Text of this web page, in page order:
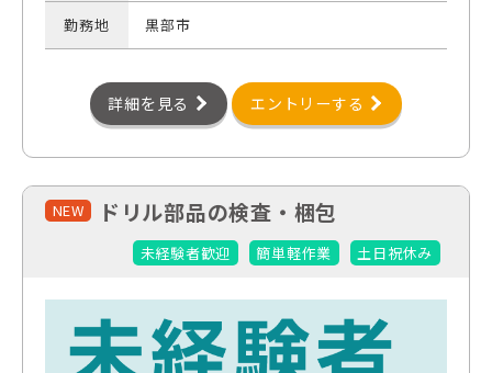
勤務地 黒部市
詳細を見る エントリーする
NEW ドリル部品の検査・梱包
未経験者歓迎 簡単軽作業 土日祝休み